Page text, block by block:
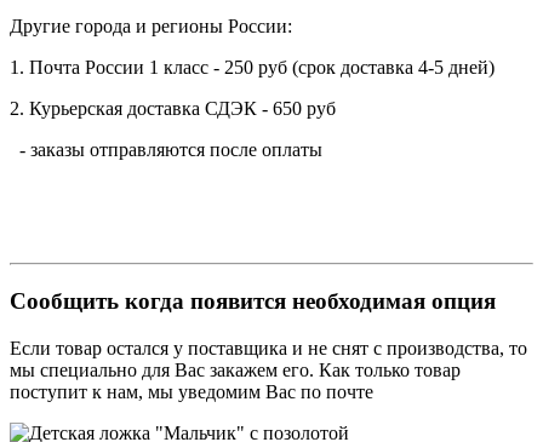
Другие города и регионы России:
1. Почта России 1 класс - 250 руб (срок доставка 4-5 дней)
2. Курьерская доставка СДЭК - 650 руб
- заказы отправляются после оплаты
Сообщить когда появится необходимая опция
Если товар остался у поставщика и не снят с производства, то
мы специально для Вас закажем его. Как только товар
поступит к нам, мы уведомим Вас по почте